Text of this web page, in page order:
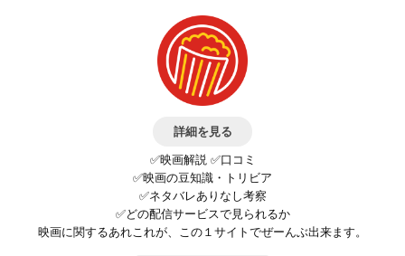
詳細を見る
✅映画解説 ✅口コミ
✅映画の豆知識・トリビア
✅ネタバレありなし考察
✅どの配信サービスで見られるか
映画に関するあれこれが、この１サイトでぜーんぶ出来ます。